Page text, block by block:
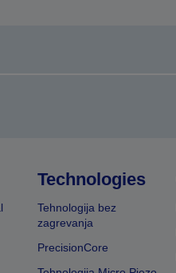
Technologies
Tehnologija bez
zagrevanja
PrecisionCore